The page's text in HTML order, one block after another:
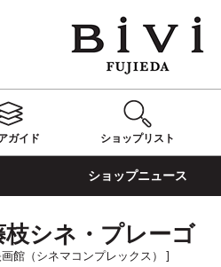
ガイド ショップリスト
ショップニュース
枝シネ・プレーゴ
館（シネマコンプレックス） ]